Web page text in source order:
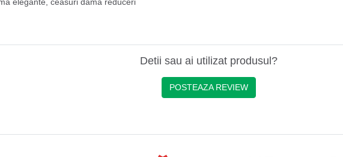
Detii sau ai utilizat produsul?
POSTEAZA REVIEW